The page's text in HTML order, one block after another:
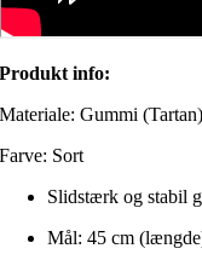
Produkt info:
Materiale: Gummi
Farve: Sort
Slidstærk og stabil
Mål: 45 cm